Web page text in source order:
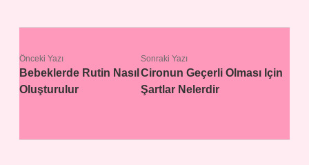
Önceki Yazı
Bebeklerde Rutin Nasıl
Oluşturulur
Sonraki Yazı
Cironun Geçerli Olması Için
Şartlar Nelerdir